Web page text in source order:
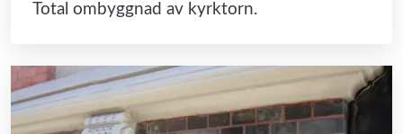
Total ombyggnad av kyrktorn.